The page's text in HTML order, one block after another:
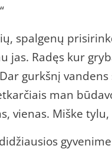
spalgenų
jas. Radęs kur
gurkšnį
man
vienas. Miške tylu,
gyvenime